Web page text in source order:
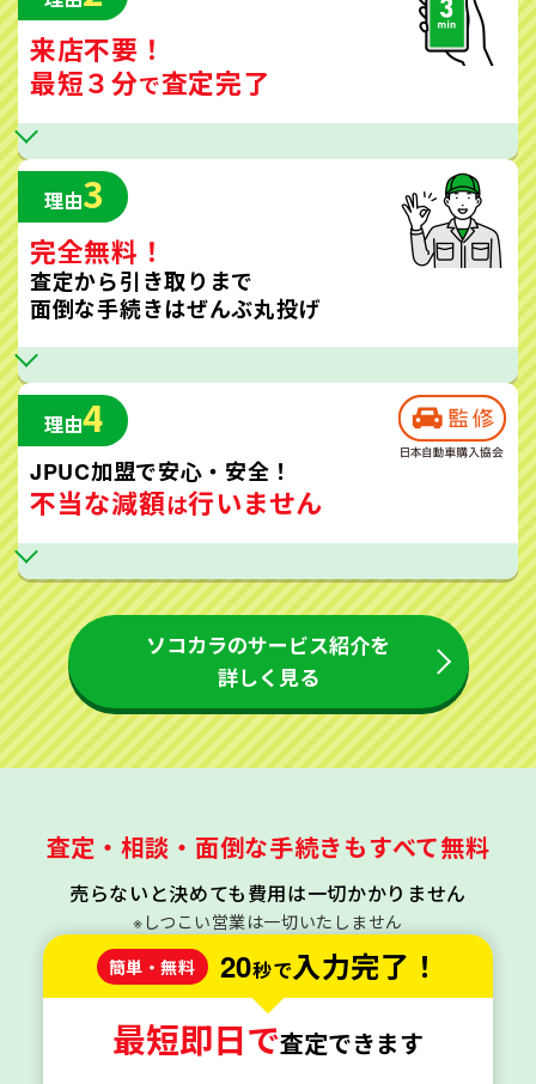
来店不要！
最短３分で査定完了
理由3
完全無料！
査定から引き取りまで
面倒な手続きはぜんぶ丸投げ
理由4
JPUC加盟で安心・安全！
不当な減額は行いません
ソコカラのサービス紹介を
詳しく見る
査定・相談・面倒な手続きもすべて無料
売らないと決めても費用は一切かかりません
※しつこい営業は一切いたしません
簡単・無料
20秒で入力完了！
最短即日で査定できます